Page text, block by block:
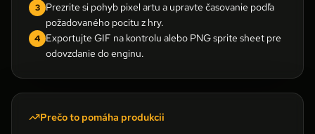
3 Prezrite si pohyb pixel artu a upravte časovanie podľa
požadovaného pocitu z hry.
4 Exportujte GIF na kontrolu alebo PNG sprite sheet pre
odovzdanie do enginu.
Prečo to pomáha produkcii